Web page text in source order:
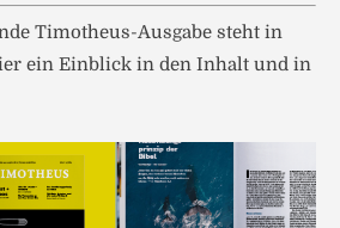
Timotheus-Ausgabe steht in
ein Einblick in den Inhalt und in